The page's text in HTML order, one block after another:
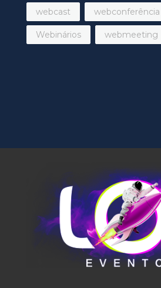
webcast webconferência
Webinários webmeeting